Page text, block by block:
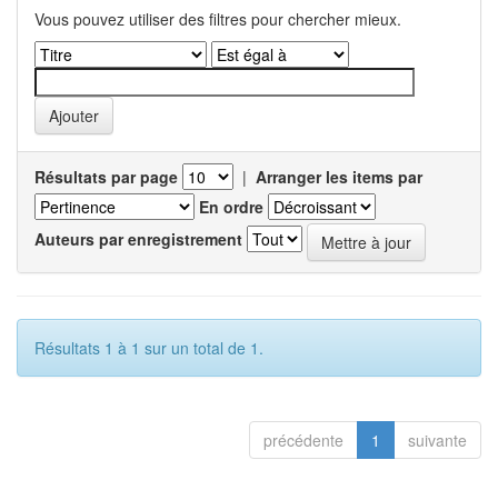
Vous pouvez utiliser des filtres pour chercher mieux.
Résultats par page | Arranger les items par
En ordre
Auteurs par enregistrement
Résultats 1 à 1 sur un total de 1.
précédente 1 suivante